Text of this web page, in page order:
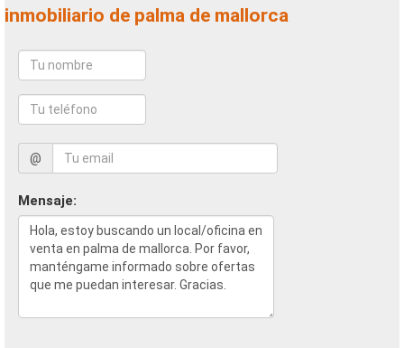
inmobiliario de palma de mallorca
@
Mensaje: